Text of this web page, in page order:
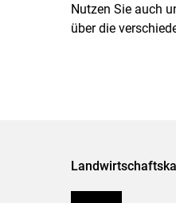
Nutzen Sie auch
über die